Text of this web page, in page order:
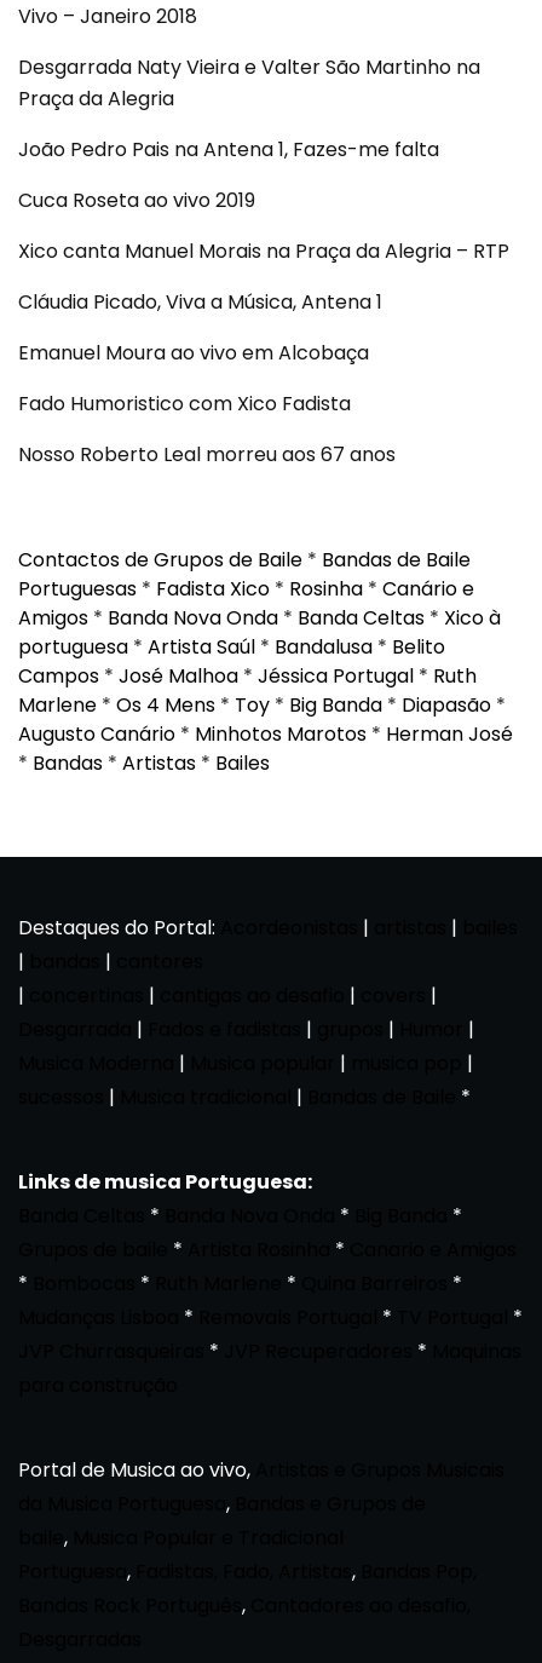
Vivo – Janeiro 2018
Desgarrada Naty Vieira e Valter São Martinho na
Praça da Alegria
João Pedro Pais na Antena 1, Fazes-me falta
Cuca Roseta ao vivo 2019
Xico canta Manuel Morais na Praça da Alegria – RTP
Cláudia Picado, Viva a Música, Antena 1
Emanuel Moura ao vivo em Alcobaça
Fado Humoristico com Xico Fadista
Nosso Roberto Leal morreu aos 67 anos
Contactos de Grupos de Baile * Bandas de Baile
Portuguesas * Fadista Xico * Rosinha * Canário e
Amigos * Banda Nova Onda * Banda Celtas * Xico à
portuguesa * Artista Saúl * Bandalusa * Belito
Campos * José Malhoa * Jéssica Portugal * Ruth
Marlene * Os 4 Mens * Toy * Big Banda * Diapasão *
Augusto Canário * Minhotos Marotos * Herman José
* Bandas * Artistas * Bailes
Destaques do Portal: | |
|
|
|
| |
|
| | |
|
| |
|
| | *
Links de musica Portuguesa:
* *
*
* *
*
* *
*
* *
*
* *
Portal de Musica ao vivo,
,
,
, ,
,